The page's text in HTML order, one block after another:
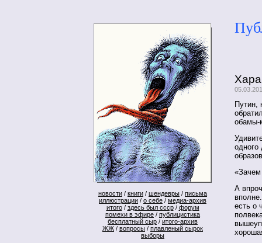
новости / книги / шендевры / письма
иллюстрации / о себе / медиа-архив
итого/ здесь был ссср/ форум
помехи в эфире / публицистика
бесплатный сыр / итого-архив
ЖЖ / вопросы / плавленый сырок
выборы
Путин,
обамы-
А
есть о